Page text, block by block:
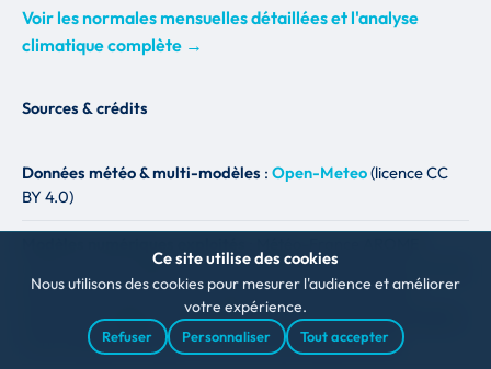
Voir les normales mensuelles détaillées et l'analyse
climatique complète →
Sources & crédits
Données météo & multi-modèles : Open-Meteo(licence CC
BY 4.0)
(1.3 km, J0-J2), Météo-France ARPEGE Europe (~11 km, J0-J4),
ECMWF IFS (référence européenne, 10 j), ECMWF AIFS
(modèle d'intelligence artificielle), DWD ICON-EU (Allemagne,
7 km), NOAA GFS (USA, 13 km), UK Met Office (10 km).
Ce site utilise des cookies
Nous utilisons des cookies pour mesurer l'audience et améliorer
votre expérience.
Refuser Personnaliser Tout accepter